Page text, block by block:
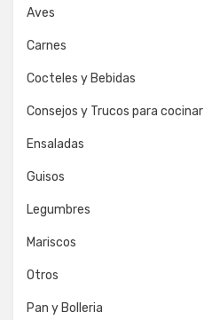
Aves
Carnes
Cocteles y Bebidas
Consejos y Trucos para cocinar
Ensaladas
Guisos
Legumbres
Mariscos
Otros
Pan y Bolleria